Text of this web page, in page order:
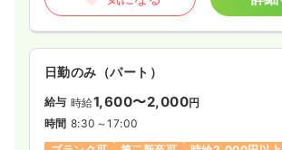
日勤のみ（パート）
給与 時給1,600〜2,000円
時間 8:30～17:00